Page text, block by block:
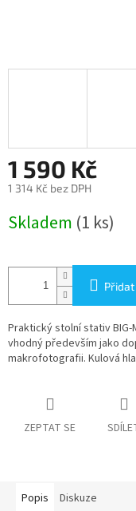
1 590 Kč
1 314 Kč bez DPH
cena:
Skladem (1 ks)
Praktický stolní stativ
vhodný především jako
makrofotografii. Kulová
ZEPTAT SE
Popis Diskuze